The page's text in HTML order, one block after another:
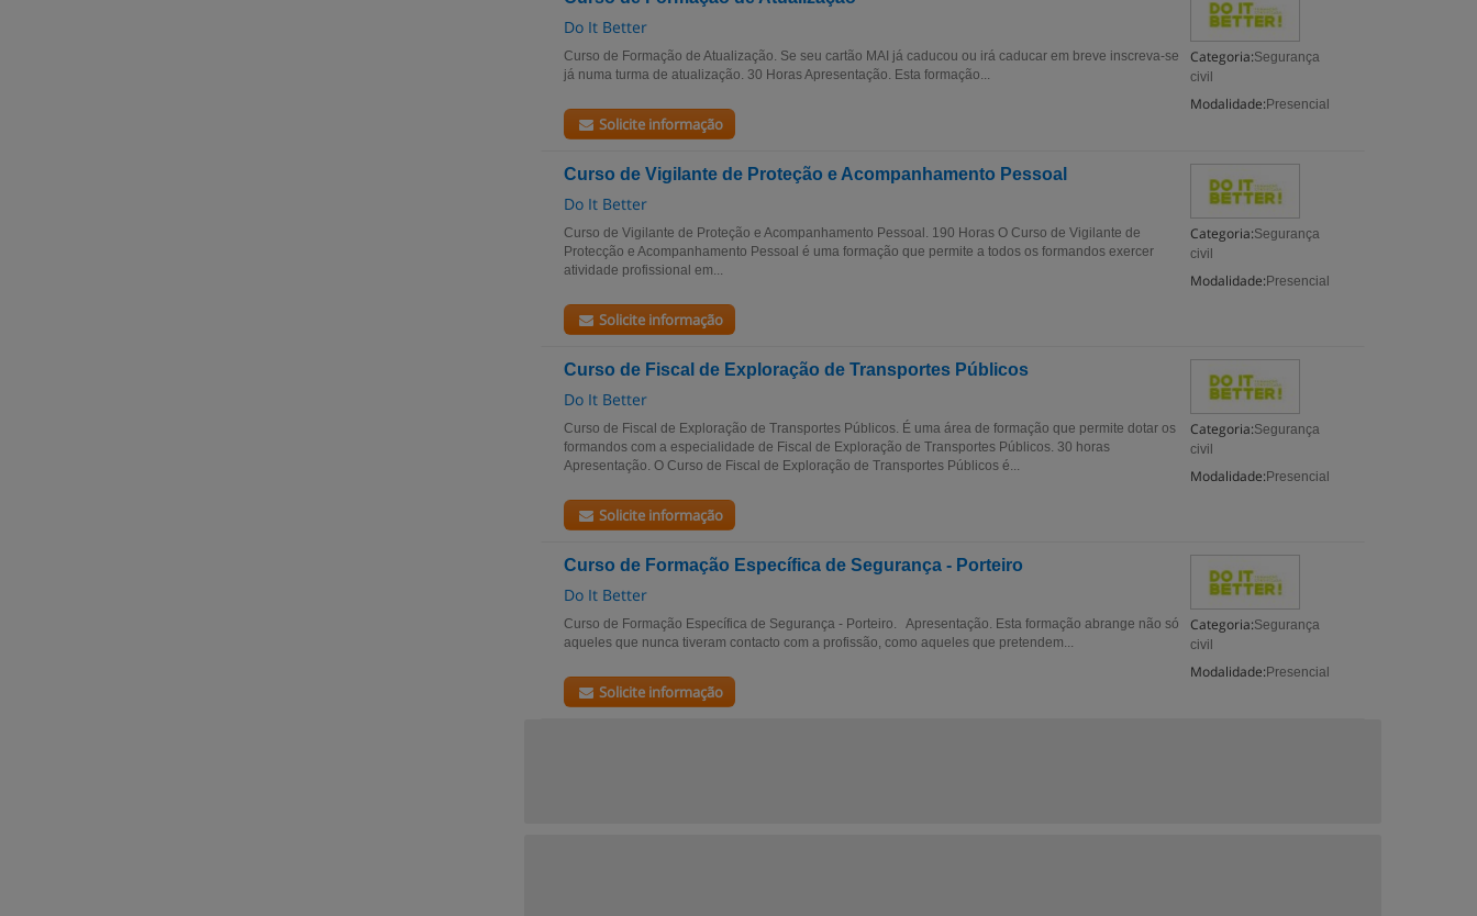
Do It Better
Categoria:Segurança
civil
Modalidade: Presencial
Curso de Formação de Atualização. Se seu cartão MAI já caducou ou irá caducar em breve inscreva-se
já numa turma de atualização. 30 Horas Apresentação. Esta formação...
Solicite informação
Curso de Vigilante de Proteção e Acompanhamento Pessoal
Do It Better
Categoria:Segurança
civil
Modalidade: Presencial
Curso de Vigilante de Proteção e Acompanhamento Pessoal. 190 Horas O Curso de Vigilante de
Protecção e Acompanhamento Pessoal é uma formação que permite a todos os formandos exercer
atividade profissional em...
Solicite informação
Curso de Fiscal de Exploração de Transportes Públicos
Do It Better
Categoria:Segurança
civil
Modalidade: Presencial
Curso de Fiscal de Exploração de Transportes Públicos. É uma área de formação que permite dotar os
formandos com a especialidade de Fiscal de Exploração de Transportes Públicos. 30 horas
Apresentação. O Curso de Fiscal de Exploração de Transportes Públicos é...
Solicite informação
Curso de Formação Específica de Segurança - Porteiro
Do It Better
Categoria:Segurança
civil
Modalidade: Presencial
Curso de Formação Específica de Segurança - Porteiro. Apresentação. Esta formação abrange não só
aqueles que nunca tiveram contacto com a profissão, como aqueles que pretendem...
Solicite informação